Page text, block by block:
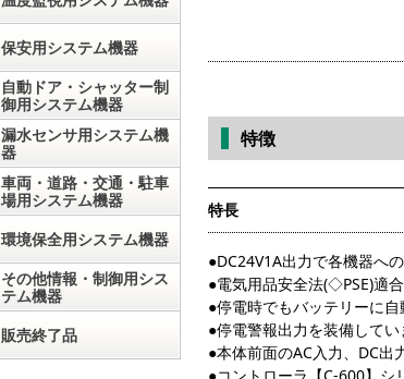
特徴
特長
●DC24V1A出力で各機器へ
●電気用品安全法(◇PSE)適合
●停電時でもバッテリーに
●停電警報出力を装備して
●本体前面のAC入力、DC出
保安用システム機器
自動ドア・シャッター制
御用システム機器
漏水センサ用システム機
器
車両・道路・交通・駐車
場用システム機器
環境保全用システム機器
その他情報・制御用シス
テム機器
販売終了品